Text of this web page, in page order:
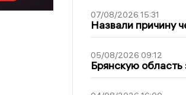
07/08/2026 15:31
Назвали причину
05/08/2026 09:12
Брянскую область